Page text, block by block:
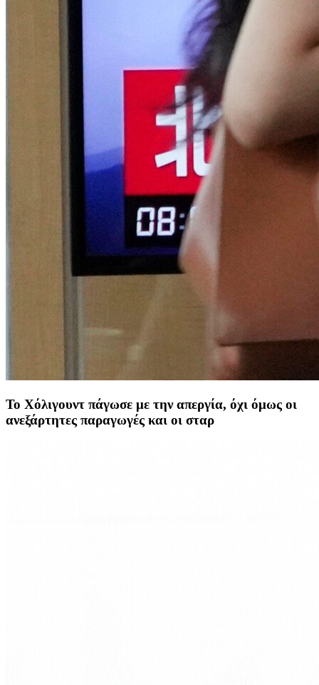
Το Χόλιγουντ πάγωσε με την απεργία, όχι όμως οι
ανεξάρτητες παραγωγές και οι σταρ